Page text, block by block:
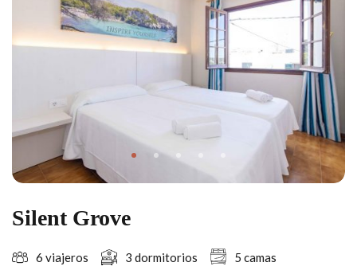
Silent Grove
6 viajeros 3 dormitorios
5 camas